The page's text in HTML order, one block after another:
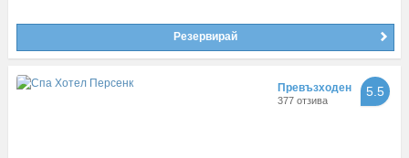
Резервирай
Превъзходен
377 отзива
5.5